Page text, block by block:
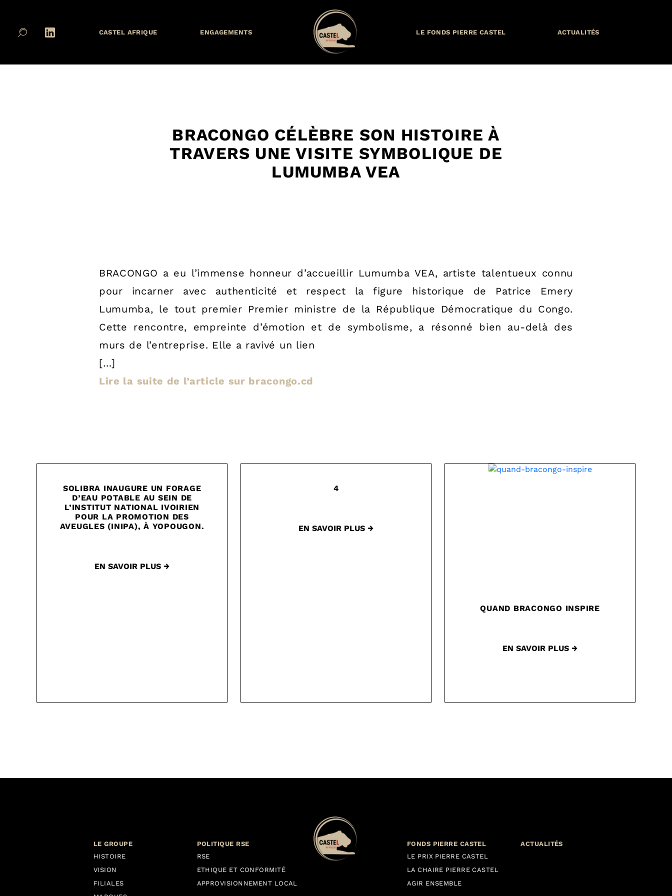
CASTEL AFRIQUE ENGAGEMENTS LE FONDS PIERRE CASTEL ACTUALITÉS
BRACONGO CÉLÈBRE SON HISTOIRE À
TRAVERS UNE VISITE SYMBOLIQUE DE
LUMUMBA VEA
BRACONGO a eu l’immense honneur d’accueillir Lumumba VEA, artiste talentueux connu
pour incarner avec authenticité et respect la figure historique de Patrice Emery
Lumumba, le tout premier Premier ministre de la République Démocratique du Congo.
Cette rencontre, empreinte d’émotion et de symbolisme, a résonné bien au-delà des
murs de l’entreprise. Elle a ravivé un lien
[…]
Lire la suite de l’article sur bracongo.cd
SOLIBRA INAUGURE UN FORAGE
D’EAU POTABLE AU SEIN DE
L’INSTITUT NATIONAL IVOIRIEN
POUR LA PROMOTION DES
AVEUGLES (INIPA), À YOPOUGON.
EN SAVOIR PLUS →
4
EN SAVOIR PLUS →
QUAND BRACONGO INSPIRE
EN SAVOIR PLUS →
LE GROUPE
HISTOIRE
VISION
FILIALES
POLITIQUE RSE
RSE
ETHIQUE ET CONFORMITÉ
APPROVISIONNEMENT LOCAL
FONDS PIERRE CASTEL
LE PRIX PIERRE CASTEL
LA CHAIRE PIERRE CASTEL
AGIR ENSEMBLE
ACTUALITÉS